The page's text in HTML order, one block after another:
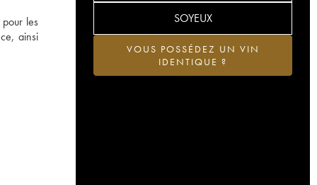
les
ainsi
SOYEUX
VOUS POSSÉDEZ UN VIN
IDENTIQUE ?